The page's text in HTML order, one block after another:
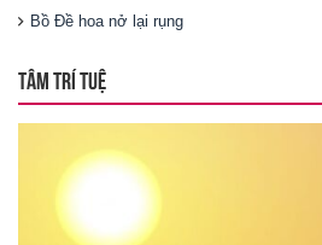
Bồ Đề hoa nở lại rụng
TÂM TRÍ TUỆ